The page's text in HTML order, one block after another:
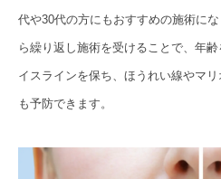
代や30代の方にもおすすめの施術に
ら繰り返し施術を受けることで、年
イスラインを保ち、ほうれい線やマ
も予防できます。